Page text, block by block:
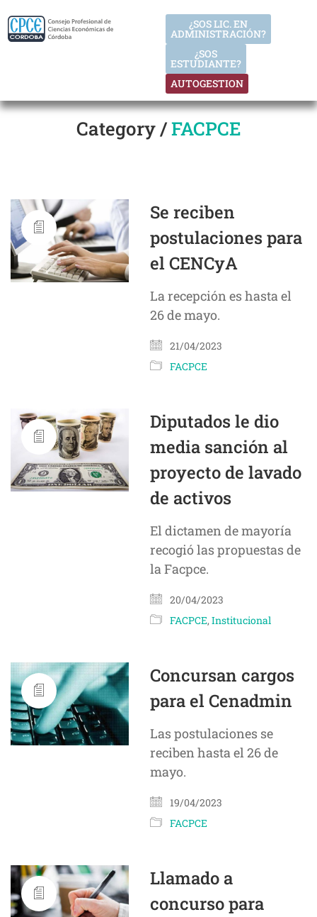
AUTOGESTION
¿SOS
ESTUDIANTE?
¿SOS LIC. EN
ADMINISTRACIÓN?
Category /FACPCE
Se reciben
postulaciones para
el CENCyA
La recepción es hasta el
26 de mayo.
21/04/2023
FACPCE
Diputados le dio
media sanción al
proyecto de lavado
de activos
El dictamen de mayoría
recogió las propuestas de
la Facpce.
20/04/2023
FACPCE,Institucional
Concursan cargos
para el Cenadmin
Las postulaciones se
reciben hasta el 26 de
mayo.
19/04/2023
FACPCE
Llamado a
concurso para